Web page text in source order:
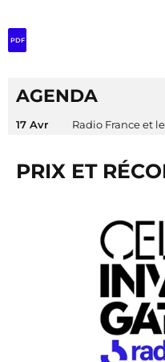
PDF
AGENDA
17 Avr Radio France et
PRIX ET